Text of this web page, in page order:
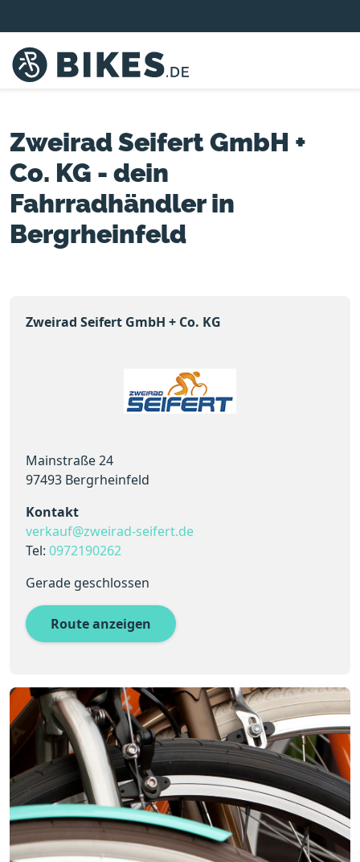
Zweirad Seifert GmbH +
Co. KG - dein
Fahrradhändler in
Bergrheinfeld
Zweirad Seifert GmbH + Co. KG
Mainstraße 24
97493 Bergrheinfeld
Kontakt
verkauf@zweirad-seifert.de
Tel: 0972190262
Gerade geschlossen
Route anzeigen